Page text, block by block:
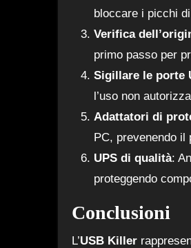
bloccare i picchi
Verifica
primo passo per
Sigillare le porte
l’uso non
Adattatori di
PC, prevenendo il
UPS di qualità:
proteggendo
Conclusioni
L’USB Killer